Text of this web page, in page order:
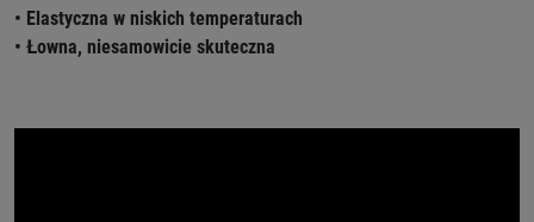
• Elastyczna w niskich temperaturach
• Łowna, niesamowicie skuteczna